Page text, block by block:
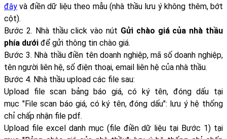
đây và điền dữ liệu theo mẫu (nhà thầu lưu ý không thêm, bớt
cột).
Bước 2. Nhà thầu click vào nút Gửi chào giá của nhà thầu
phía dưới để gửi thông tin chào giá.
Bước 3. Nhà thầu điền tên doanh nghiệp, mã số doanh nghiệp,
tên người liên hệ, số điện thoại, email liên hệ của nhà thầu.
Bước 4. Nhà thầu upload các file sau:
Upload file scan bảng báo giá, có ký tên, đóng dấu tại
mục "File scan báo giá, có ký tên, đóng dấu": lưu ý hệ thống
chỉ chấp nhận file pdf.
Upload file excel danh mục (file điền dữ liệu tại Bước 1) tại